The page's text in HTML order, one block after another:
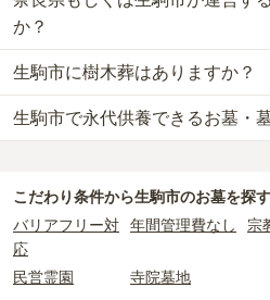
2つが主な費用となります。
生駒市
平均145.7万円です。いずれも区画
よって変わります。
なお、お墓によっては以下の費用が
・ 納骨式の費用：お墓に遺骨を納め
すお布施、会食などの費用がかかり
・
ます。
別) からお求めいただけます。
一般的に最も費用を抑えられるのは
する「合祀墓（ごうしぼ）」と呼ば
比べて省スペースで管理の手間がか
されています。
価格の目安は、1名あたり5万円〜30
生駒市で安価なお墓を探したい場合は
お墓を探すのがおすすめです。
か？
生駒市には、公営の霊園の掲載があり
一方で、奈良県内には、県または市
21件あります。
れているケースがほとんどです。
主な条件として、遺骨がすでにある
上住んでいるなどが挙げられます。
条件を満たさない場合は、申し込み
め、事前の確認が重要です。
生駒市に樹木葬はありますか？
生駒市には、樹木葬の掲載がありま
自然葬をお考えの場合は、海洋散骨
生駒市で永代供養できるお墓・
永代供養をお考えの場合は、海洋散
こだわり条件から生駒市のお墓を探す
バリアフリー対
応
年間管理費なし 宗
民営霊園 寺院墓地